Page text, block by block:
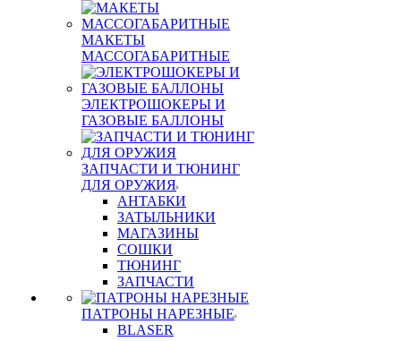
МАКЕТЫ
МАССОГАБАРИТНЫЕ
ЭЛЕКТРОШОКЕРЫ И
ГАЗОВЫЕ БАЛЛОНЫ
ЗАПЧАСТИ И ТЮНИНГ
ДЛЯ ОРУЖИЯ
АНТАБКИ
ЗАТЫЛЬНИКИ
МАГАЗИНЫ
СОШКИ
ТЮНИНГ
ЗАПЧАСТИ
ПАТРОНЫ НАРЕЗНЫЕ
BLASER